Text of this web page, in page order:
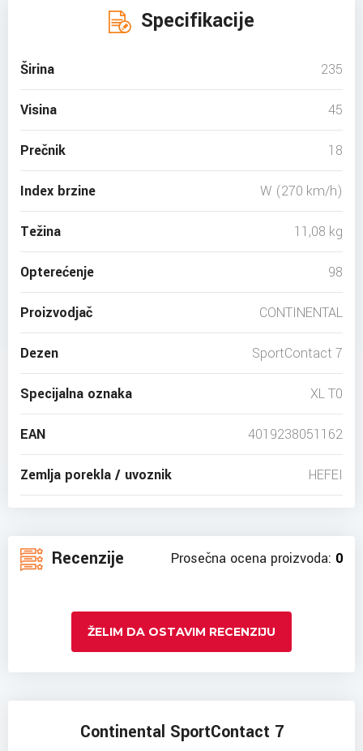
Specifikacije
Širina 235
Visina 45
Prečnik 18
Index brzine W (270 km/h)
Težina 11,08 kg
Opterećenje 98
Proizvodjač CONTINENTAL
Dezen SportContact 7
Specijalna oznaka XL T0
EAN 4019238051162
Zemlja porekla / uvoznik HEFEI
Recenzije Prosečna ocena proizvoda: 0
ŽELIM DA OSTAVIM RECENZIJU
Continental SportContact 7